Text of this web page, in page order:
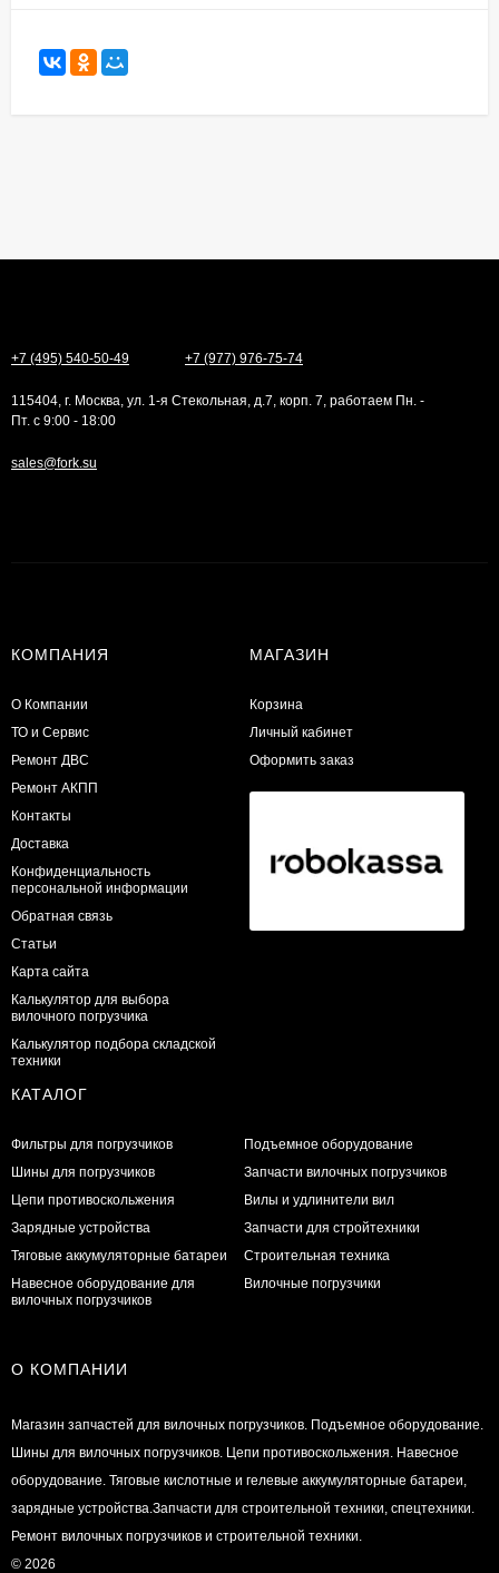
+7 (495) 540-50-49 +7 (977) 976-75-74
115404, г. Москва, ул. 1-я Стекольная, д.7, корп. 7, работаем Пн. -
Пт. с 9:00 - 18:00
sales@fork.su
КОМПАНИЯ
О Компании
ТО и Сервис
​Ремонт ДВС
Ремонт АКПП
Контакты
Доставка
Конфиденциальность
персональной информации
Обратная связь
Статьи
Карта сайта
Калькулятор для выбора
вилочного погрузчика
Калькулятор подбора складской
техники
МАГАЗИН
Корзина
Личный кабинет
Оформить заказ
КАТАЛОГ
Фильтры для погрузчиков
Шины для погрузчиков
Цепи противоскольжения
Зарядные устройства
Тяговые аккумуляторные батареи
Навесное оборудование для
вилочных погрузчиков
Подъемное оборудование
Запчасти вилочных погрузчиков
Вилы и удлинители вил
Запчасти для стройтехники
Строительная техника
Вилочные погрузчики
О КОМПАНИИ
Магазин запчастей для вилочных погрузчиков. Подъемное оборудование.
Шины для вилочных погрузчиков. Цепи противоскольжения. Навесное
оборудование. Тяговые кислотные и гелевые аккумуляторные батареи,
зарядные устройства.Запчасти для строительной техники, спецтехники.
Ремонт вилочных погрузчиков и строительной техники.
© 2026